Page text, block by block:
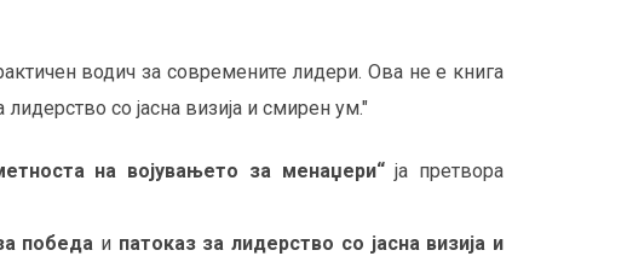
водич за современите лидери. Ова не е книга
со јасна визија и смирен ум."
на војувањето за менаџери“ја претвора
победа и патоказ за лидерство со јасна визија и